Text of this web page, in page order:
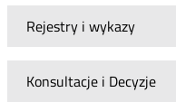
Rejestry i wykazy
Konsultacje i Decyzje